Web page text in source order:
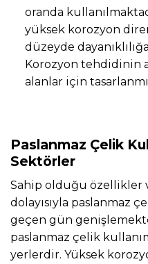
oranda
yüksek korozyon
düzeyde
Korozyon tehdidinin
alanlar için
Paslanmaz Çelik
Sektörler
Sahip olduğu özellikler
dolayısıyla paslanmaz
geçen gün
paslanmaz çelik
yerlerdir. Yüksek